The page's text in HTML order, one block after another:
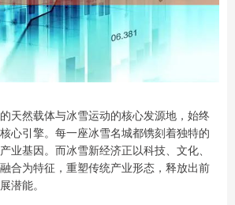
天然载体与冰雪运动的核心发源地，始终
心引擎。每一座冰雪名城都镌刻着独特的
业基因。而冰雪新经济正以科技、文化、
合为特征，重塑传统产业形态，释放出前
潜能。